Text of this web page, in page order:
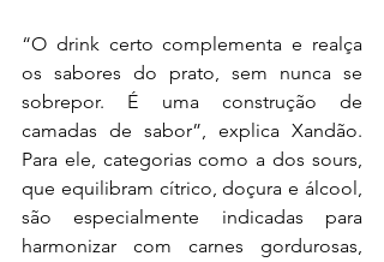
“O drink certo complementa e realça
os sabores do prato, sem nunca se
sobrepor. É uma construção de
camadas de sabor”, explica Xandão.
Para ele, categorias como a dos sours,
que equilibram cítrico, doçura e álcool,
são especialmente indicadas para
harmonizar com carnes gordurosas,